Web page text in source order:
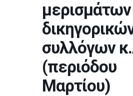
μερισμάτων
συλλόγων
(περιόδου
Μαρτίου)